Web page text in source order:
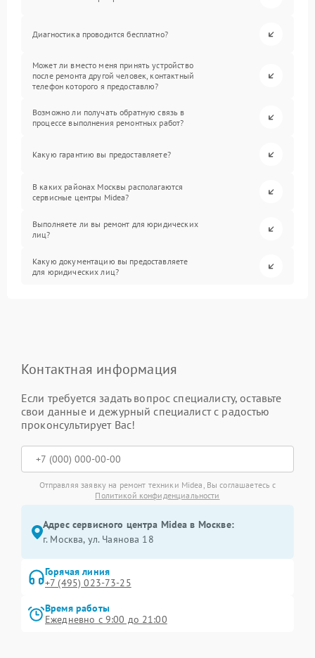
Диагностика проводится бесплатно?
Может ли вместо меня принять устройство
после ремонта другой человек, контактный
телефон которого я предоставлю?
Возможно ли получать обратную связь в
процессе выполнения ремонтных работ?
Какую гарантию вы предоставляете?
В каких районах Москвы располагаются
сервисные центры Midea?
Выполняете ли вы ремонт для юридических
лиц?
Какую документацию вы предоставляете
для юридических лиц?
Контактная информация
Если требуется задать вопрос специалисту, оставьте
свои данные и дежурный специалист с радостью
проконсультирует Вас!
Отправляя заявку на ремонт техники Midea, Вы соглашаетесь с
Политикой конфиденциальности
Адрес сервисного центра Midea в Москве:
г. Москва, ул. Чаянова 18
Горячая линия
+7 (495) 023-73-25
Время работы
Ежедневно с 9:00 до 21:00